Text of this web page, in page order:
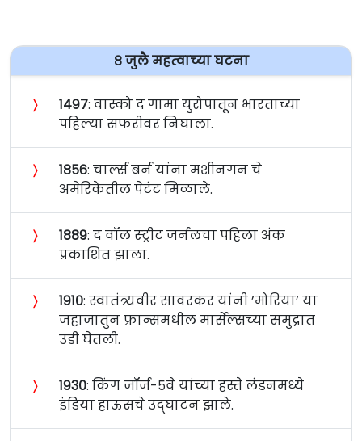
८ जुलै महत्वाच्या घटना
〉 १४९७: वास्को द गामा युरोपातून भारताच्या
पहिल्या सफरीवर निघाला.
〉 १८५६: चार्ल्स बर्न यांना मशीनगन चे
अमेरिकेतील पेटंट मिळाले.
〉 १८८९: द वॉल स्ट्रीट जर्नलचा पहिला अंक
प्रकाशित झाला.
〉 १९१०: स्वातंत्र्यवीर सावरकर यांनी ’मोरिया’ या
जहाजातुन फ्रान्समधील मार्सेल्सच्या समुद्रात
उडी घेतली.
〉 १९३०: किंग जॉर्ज-५वे यांच्या हस्ते लंडनमध्ये
इंडिया हाऊसचे उद्‍घाटन झाले.